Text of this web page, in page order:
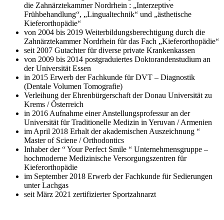
die Zahnärztekammer Nordrhein : „Interzeptive
Frühbehandlung“, „Lingualtechnik“ und „ästhetische
Kieferorthopädie“
von 2004 bis 2019 Weiterbildungsberechtigung durch die
Zahnärztekammer Nordrhein für das Fach „Kieferorthopädie“
seit 2007 Gutachter für diverse private Krankenkassen
von 2009 bis 2014 postgraduiertes Doktorandenstudium an
der Universität Essen
in 2015 Erwerb der Fachkunde für DVT – Diagnostik
(Dentale Volumen Tomografie)
Verleihung der Ehrenbürgerschaft der Donau Universität zu
Krems / Österreich
in 2016 Aufnahme einer Anstellungsprofessur an der
Universität für Traditionelle Medizin in Yeruvan / Armenien
im April 2018 Erhalt der akademischen Auszeichnung “
Master of Sciene / Orthodontics
Inhaber der “ Your Perfect Smile “ Unternehmensgruppe –
hochmoderne Medizinische Versorgungszentren für
Kieferorthopädie
im September 2018 Erwerb der Fachkunde für Sedierungen
unter Lachgas
seit März 2021 zertifizierter Sportzahnarzt